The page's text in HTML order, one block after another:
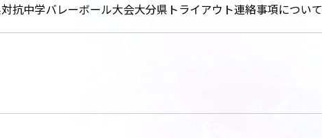
抗中学バレーボール大会大分県トライアウト連絡事項について